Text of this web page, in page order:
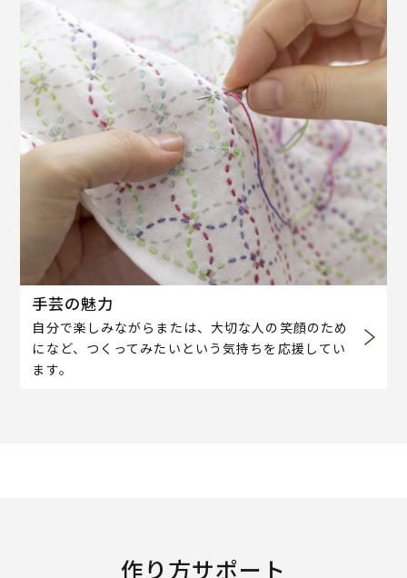
手芸の魅力
自分で楽しみながらまたは、大切な人の笑顔のため
になど、つくってみたいという気持ちを応援してい
ます。
作り方サポート